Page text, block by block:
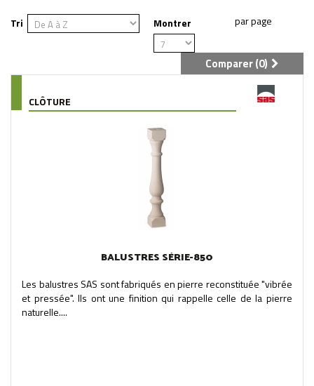
Tri Montrer
Comparer (0)
CLÔTURE
BALUSTRES SÉRIE-850
Les balustres SAS sont fabriqués en pierre reconstituée "vibrée
et pressée". Ils ont une finition qui rappelle celle de la pierre
naturelle....